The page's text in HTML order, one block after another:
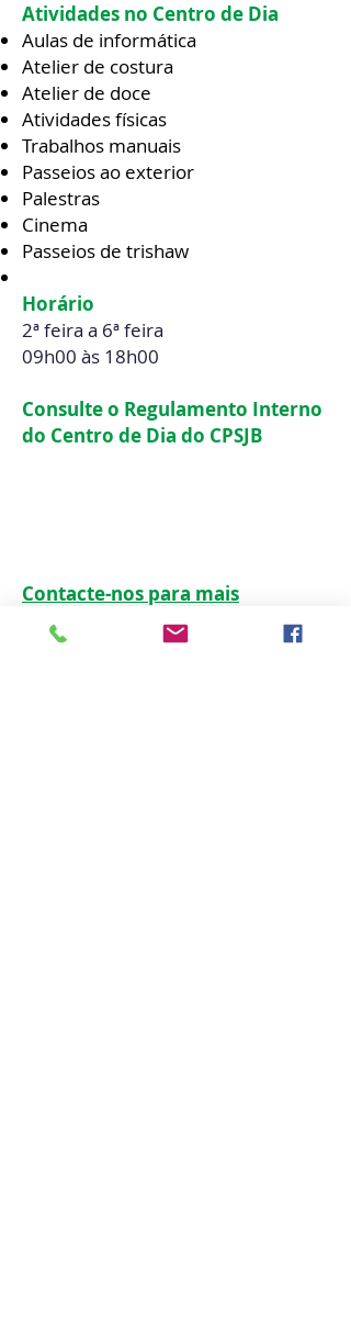
Atividades no Centro de Dia
Aulas de informática
Atelier de costura
Atelier de doce
Atividades físicas
Trabalhos manuais
Passeios ao exterior
Palestras
Cinema
Passeios de trishaw
Horário
2ª feira a 6ª feira
09h00 às 18h00
Consulte o Regulamento Interno
do Centro de Dia do CPSJB
Contacte-nos para mais
informações